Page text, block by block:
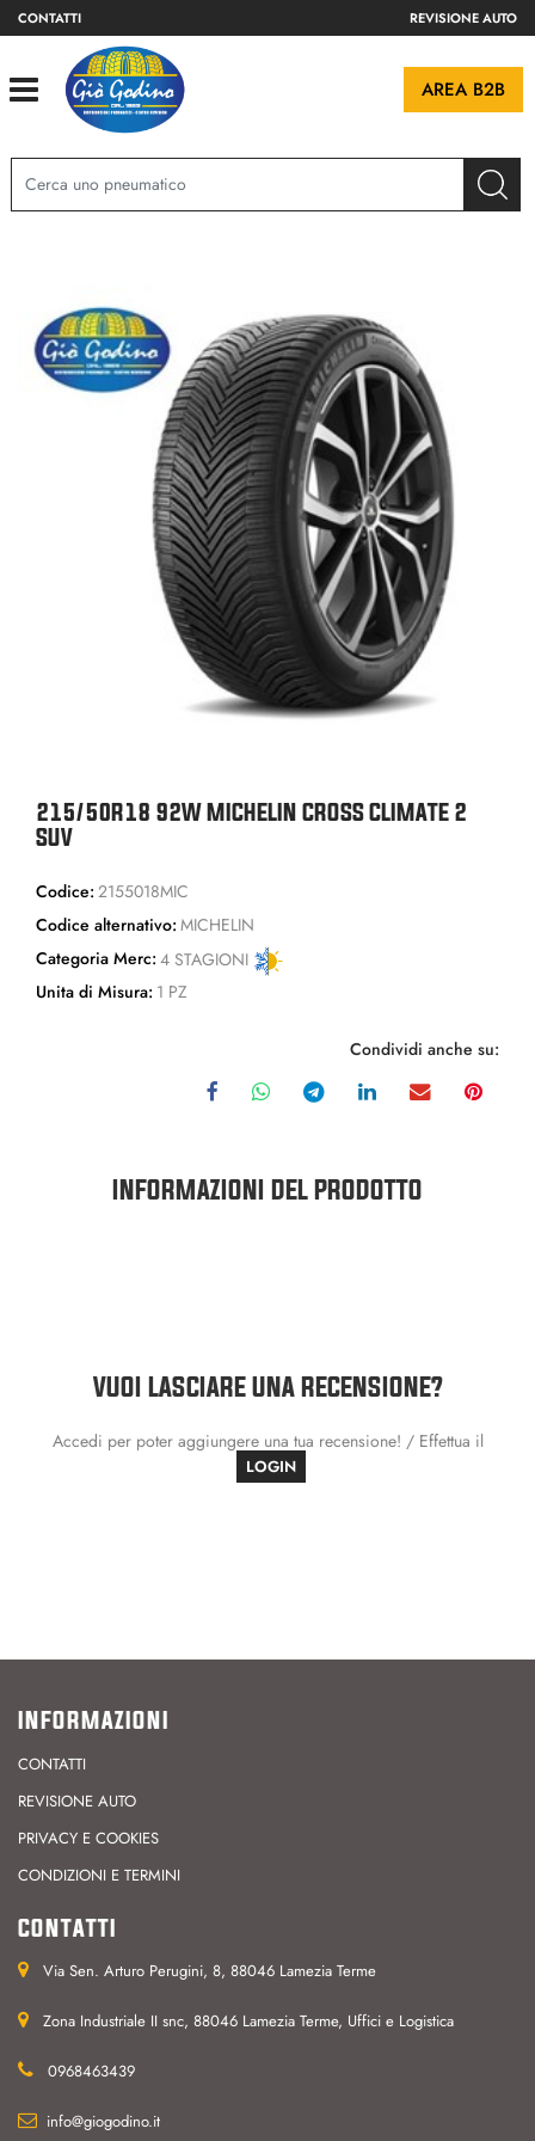
CONTATTI REVISIONE AUTO
Open AREA B2B
215/50R18 92W MICHELIN CROSS CLIMATE 2
SUV
Codice: 2155018MIC
Codice alternativo: MICHELIN
Categoria Merc: 4 STAGIONI
Unita di Misura: 1 PZ
Condividi anche su:
INFORMAZIONI DEL PRODOTTO
VUOI LASCIARE UNA RECENSIONE?
Accedi per poter aggiungere una tua recensione! / Effettua il
LOGIN
INFORMAZIONI
CONTATTI
REVISIONE AUTO
PRIVACY E COOKIES
CONDIZIONI E TERMINI
CONTATTI
Via Sen. Arturo Perugini, 8, 88046 Lamezia Terme
Zona Industriale II snc, 88046 Lamezia Terme, Uffici e Logistica
0968463439
info@giogodino.it